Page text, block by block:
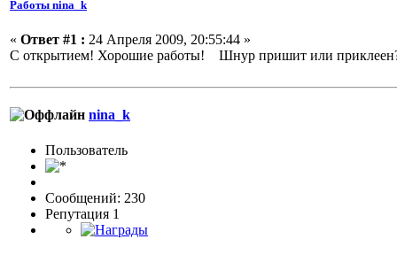
Работы nina_k
« Ответ #1 : 24 Апреля 2009, 20:55:44 »
C открытием! Хорошие работы! Шнур пришит или
nina_k
Пользовaтeль
Сообщений: 230
Репутация 1